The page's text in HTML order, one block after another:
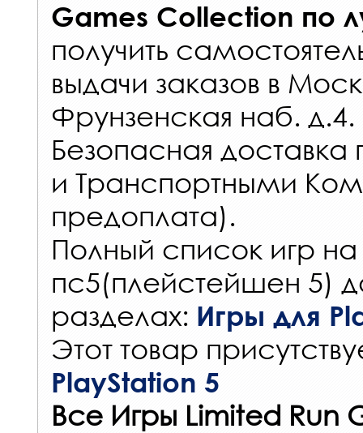
Games Collection по
получить
выдачи заказов в
Фрунзенская наб. д.4.
Безопасная
и Транспортными
предоплата).
Полный список игр на
пс5(плейстейшен 5)
разделах: Игры для
Этот товар
PlayStation 5
Все Игры Limited Run